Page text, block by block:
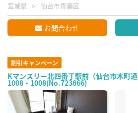
宮城県 仙台市青葉区
お問合わせ
割引キャンペーン
Kマンスリー北四番丁駅前（仙台市木町通
1008・1008(No.723866)